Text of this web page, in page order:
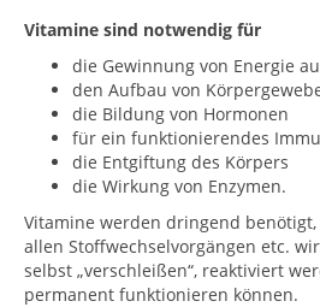
Vitamine sind notwendig für
die Gewinnung von Energie
den Aufbau von
die Bildung von Hormonen
für ein funktionierendes
die Entgiftung des Körpers
die Wirkung von Enzymen.
Vitamine werden dringend
allen Stoffwechselvorgängen etc.
selbst „verschleißen“, reaktiviert
permanent funktionieren können.